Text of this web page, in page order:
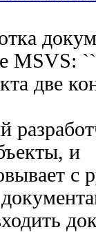
MSVS:
две
и
с